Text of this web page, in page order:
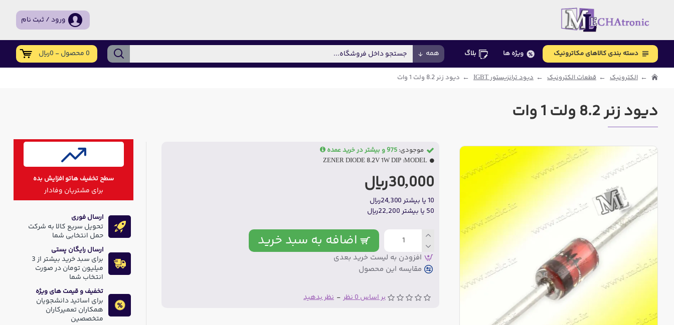
ورود / ثبت نام
دسته بندی کالاهای مکاترونیک ویژه ها بلاگ همه 0 محصول - 0ریال
الکترونیک قطعات الکترونیک دیود ترانزیستور IGBT دیود زنر 8.2 ولت 1 وات
دیود زنر 8.2 ولت 1 وات
بر اساس 0 نظر - نظر بدهید
30,000ریال
10 یا بیشتر 24,300ریال
50 یا بیشتر 22,200ریال
موجودی: 975 و بیشتر در خرید عمده
MODEL:
ZENER DIODE 8.2V 1W DIP
اضافه به سبد خرید
افزودن به لیست خرید بعدی
مقایسه این محصول
سطح تخفیف هاتو افزایش بده
برای مشتریان وفادار
ارسال فوری
تحویل سریع کالا به شرکت
حمل انتخابی شما
ارسال رایگان پستی
برای سبد خرید بیشتر از 3
میلیون تومان در صورت
انتخاب شما
تخفیف و قیمت های ویژه
برای اساتید دانشجویان
همکاران تعمیرکاران
متخصصین